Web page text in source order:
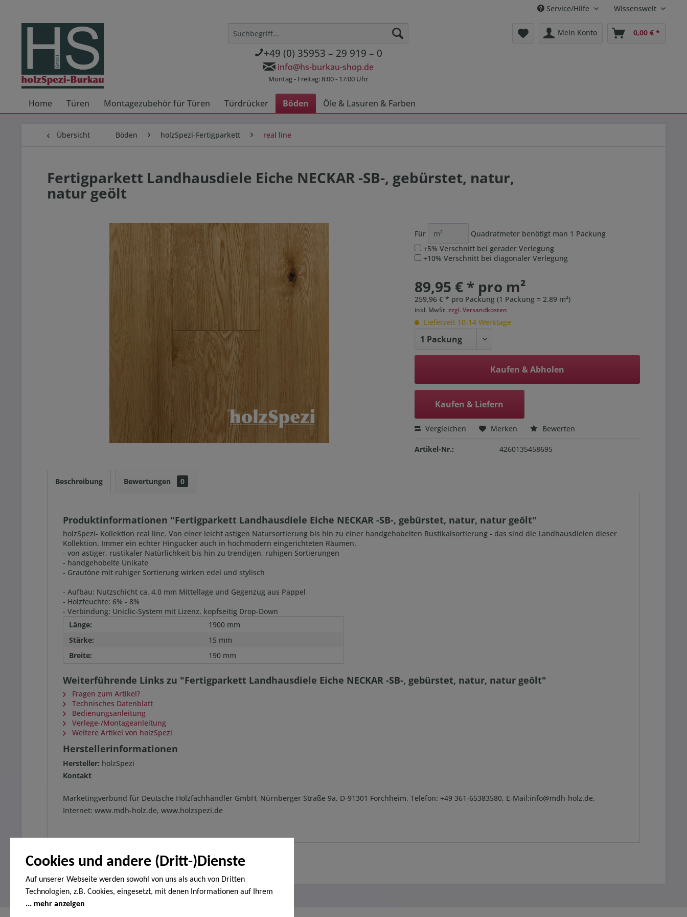
Cookies und andere (Dritt-)Dienste
Auf unserer Webseite werden sowohl von uns als auch von Dritten
Technologien, z.B. Cookies, eingesetzt, mit denen Informationen auf Ihrem
Endgerät gespeichert und/oder von Ihrem Endgerät abgerufen werden. Bei
mehr anzeigen
Service/Hilfe Wissenswelt
+49 (0) 35953 – 29 919 – 0
info@hs-burkau-shop.de
Montag - Freitag: 8:00 - 17:00 Uhr
Mein Konto 0,00 € *
Home Türen Montagezubehör für Türen Türdrücker Böden Öle & Lasuren & Farben
Übersicht Böden holzSpezi-Fertigparkett real line
Fertigparkett Landhausdiele Eiche NECKAR -SB-, gebürstet, natur,
natur geölt
Für Quadratmeter benötigt man 1 Packung
+5% Verschnitt bei gerader Verlegung
+10% Verschnitt bei diagonaler Verlegung
89,95 € * pro m²
259,96 € * pro Packung (1 Packung = 2.89 m²)
inkl. MwSt.zzgl. Versandkosten
Lieferzeit 10-14 Werktage
Kaufen & Abholen
Kaufen & Liefern
Vergleichen Merken Bewerten
Artikel-Nr.: 4260135458695
Beschreibung Bewertungen 0
Produktinformationen "Fertigparkett Landhausdiele Eiche NECKAR -SB-, gebürstet, natur, natur geölt"
holzSpezi- Kollektion real line. Von einer leicht astigen Natursortierung bis hin zu einer handgehobelten Rustikalsortierung - das sind die Landhausdielen dieser
Kollektion. Immer ein echter Hingucker auch in hochmodern eingerichteten Räumen.
- von astiger, rustikaler Natürlichkeit bis hin zu trendigen, ruhigen Sortierungen
- handgehobelte Unikate
- Grautöne mit ruhiger Sortierung wirken edel und stylisch
- Aufbau: Nutzschicht ca. 4,0 mm Mittellage und Gegenzug aus Pappel
- Holzfeuchte: 6% - 8%
- Verbindung: Uniclic-System mit Lizenz, kopfseitig Drop-Down
Länge:
1900 mm
Stärke:
15 mm
Breite:
190 mm
Weiterführende Links zu "Fertigparkett Landhausdiele Eiche NECKAR -SB-, gebürstet, natur, natur geölt"
Fragen zum Artikel?
Technisches Datenblatt
Bedienungsanleitung
Verlege-/Montageanleitung
Weitere Artikel von holzSpezi
Herstellerinformationen
Hersteller: holzSpezi
Kontakt
Marketingverbund für Deutsche Holzfachhändler GmbH, Nürnberger Straße 9a, D-91301 Forchheim, Telefon: +49 361-65383580, E-Mail:info@mdh-holz.de,
Internet: www.mdh-holz.de, www.holzspezi.de